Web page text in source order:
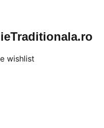
wishlist